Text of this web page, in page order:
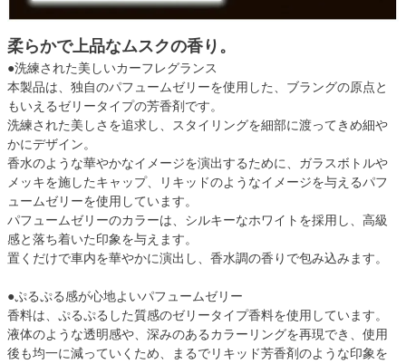
柔らかで上品なムスクの香り。
●洗練された美しいカーフレグランス
本製品は、独自のパフュームゼリーを使用した、ブラングの原点と
もいえるゼリータイプの芳香剤です。
洗練された美しさを追求し、スタイリングを細部に渡ってきめ細や
かにデザイン。
香水のような華やかなイメージを演出するために、ガラスボトルや
メッキを施したキャップ、リキッドのようなイメージを与えるパフ
ュームゼリーを使用しています。
パフュームゼリーのカラーは、シルキーなホワイトを採用し、高級
感と落ち着いた印象を与えます。
置くだけで車内を華やかに演出し、香水調の香りで包み込みます。
●ぷるぷる感が心地よいパフュームゼリー
香料は、ぷるぷるした質感のゼリータイプ香料を使用しています。
液体のような透明感や、深みのあるカラーリングを再現でき、使用
後も均一に減っていくため、まるでリキッド芳香剤のような印象を